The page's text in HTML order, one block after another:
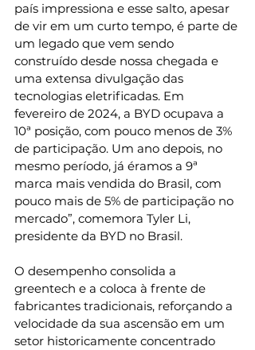
país impressiona e esse salto, apesar
de vir em um curto tempo, é parte de
um legado que vem sendo
construído desde nossa chegada e
uma extensa divulgação das
tecnologias eletrificadas. Em
fevereiro de 2024, a BYD ocupava a
10ª posição, com pouco menos de 3%
de participação. Um ano depois, no
mesmo período, já éramos a 9ª
marca mais vendida do Brasil, com
pouco mais de 5% de participação no
mercado”, comemora Tyler Li,
presidente da BYD no Brasil.
O desempenho consolida a
greentech e a coloca à frente de
fabricantes tradicionais, reforçando a
velocidade da sua ascensão em um
setor historicamente concentrado